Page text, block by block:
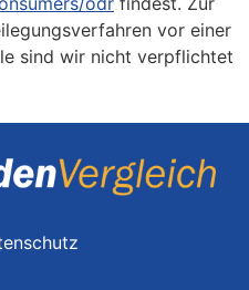
vor einer
sind wir nicht verpflichtet